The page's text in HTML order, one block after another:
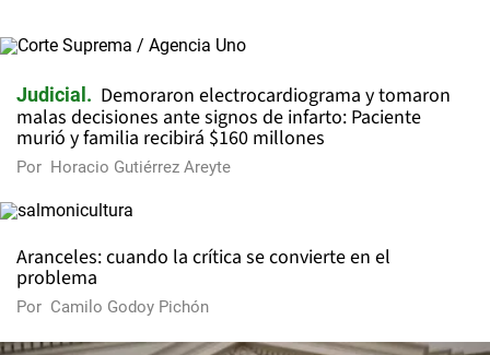
Judicial
Demoraron electrocardiograma y tomaron
malas decisiones ante signos de infarto: Paciente
murió y familia recibirá $160 millones
Por Horacio Gutiérrez Areyte
Aranceles: cuando la crítica se convierte en el
problema
Por Camilo Godoy Pichón